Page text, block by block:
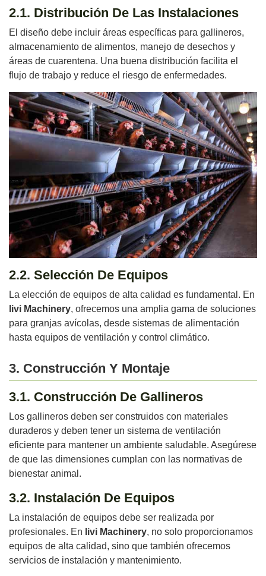
2.1. Distribución De Las Instalaciones
El diseño debe incluir áreas específicas para gallineros,
almacenamiento de alimentos, manejo de desechos y
áreas de cuarentena. Una buena distribución facilita el
flujo de trabajo y reduce el riesgo de enfermedades.
2.2. Selección De Equipos
La elección de equipos de alta calidad es fundamental. En
livi Machinery, ofrecemos una amplia gama de soluciones
para granjas avícolas, desde sistemas de alimentación
hasta equipos de ventilación y control climático.
3. Construcción Y Montaje
3.1. Construcción De Gallineros
Los gallineros deben ser construidos con materiales
duraderos y deben tener un sistema de ventilación
eficiente para mantener un ambiente saludable. Asegúrese
de que las dimensiones cumplan con las normativas de
bienestar animal.
3.2. Instalación De Equipos
La instalación de equipos debe ser realizada por
profesionales. En livi Machinery, no solo proporcionamos
equipos de alta calidad, sino que también ofrecemos
servicios de instalación y mantenimiento.